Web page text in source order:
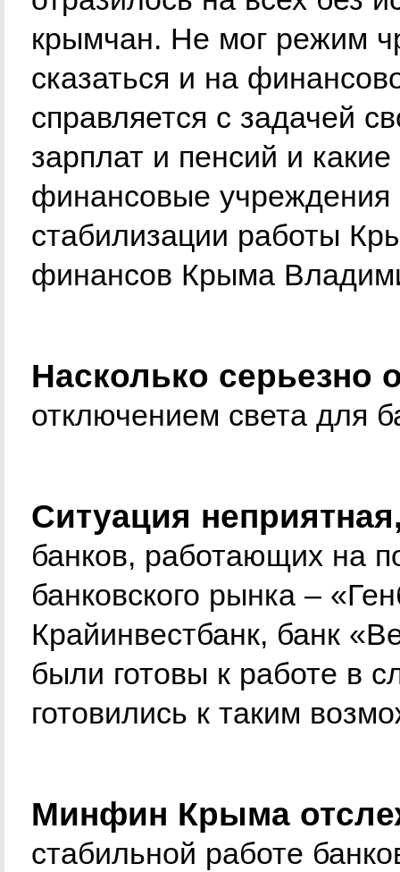
крымчан. Не мог режим
сказаться и на
справляется с задачей
зарплат и пенсий и
финансовые учреждения
стабилизации работы
финансов Крыма
Насколько серьезно
отключением света для
Ситуация
банков, работающих на
банковского рынка –
Крайинвестбанк, банк
были готовы к работе в
готовились к таким
Минфин Крыма
стабильной работе